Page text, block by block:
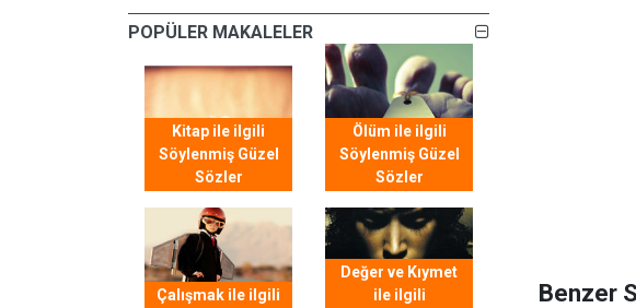
POPÜLER MAKALELER
Kitap ile ilgili
Söylenmiş Güzel
Sözler
Ölüm ile ilgili
Söylenmiş Güzel
Sözler
Çalışmak ile ilgili
Değer ve Kıymet
ile ilgili
Benzer